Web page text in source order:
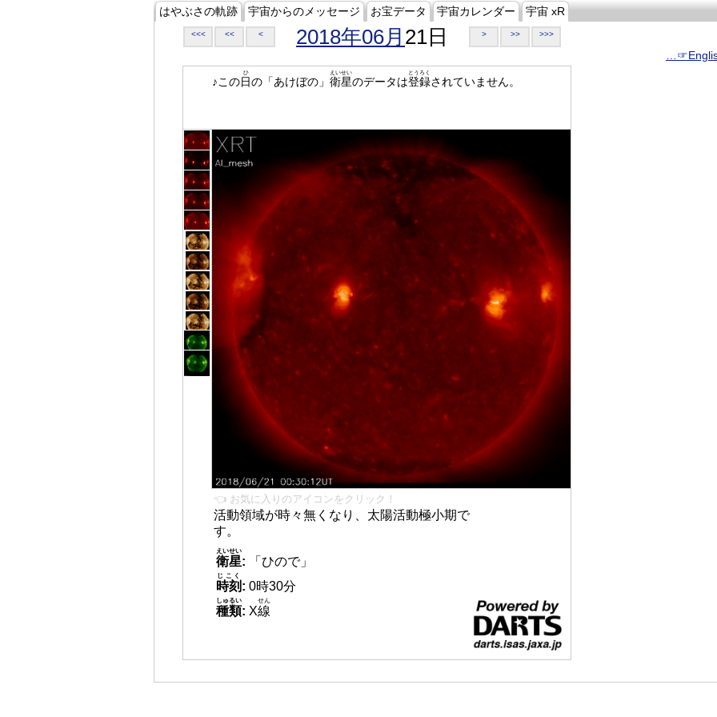
はやぶさの軌跡 宇宙からのメッセージ お宝データ 宇宙カレンダー 宇宙 xR
<<< << < 2018年06月 21日 > >> >>>
♪この日
ひ
の「あけぼの」 衛星
えいせい
のデータは登録
とうろく
されていません。
👈 お気に入りのアイコンをクリック！
活動領域が時々無くなり、太陽活動極小期で
す。
衛星
えいせい
:
「ひので」
時刻
じこく
: 0時30分
種類
しゅるい
: X線
せん